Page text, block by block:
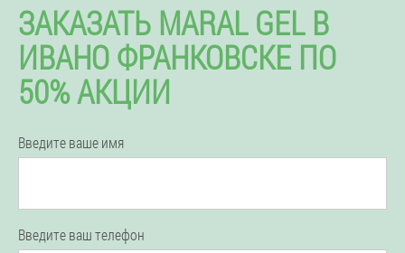
ЗАКАЗАТЬ MARAL GEL В
ИВАНО ФРАНКОВСКЕ ПО
50% АКЦИИ
Введите ваше имя
Введите ваш телефон